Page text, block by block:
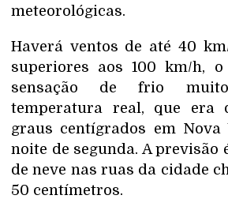
meteorológicas.
Haverá ventos de até 40
superiores aos 100 km/h,
sensação de frio
temperatura real, que era
graus centígrados em
noite de segunda. A previsão
de neve nas ruas da cidade
50 centímetros.